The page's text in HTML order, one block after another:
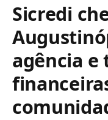
Sicredi
agência e